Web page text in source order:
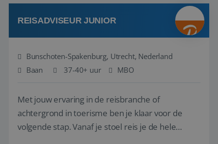
klanten te overtuigen om die droomreis te
boeken! ...
REISADVISEUR JUNIOR
Bunschoten-Spakenburg, Utrecht, Nederland
Baan
37-40+ uur MBO
Met jouw ervaring in de reisbranche of
achtergrond in toerisme ben je klaar voor de
volgende stap. Vanaf je stoel reis je de hele